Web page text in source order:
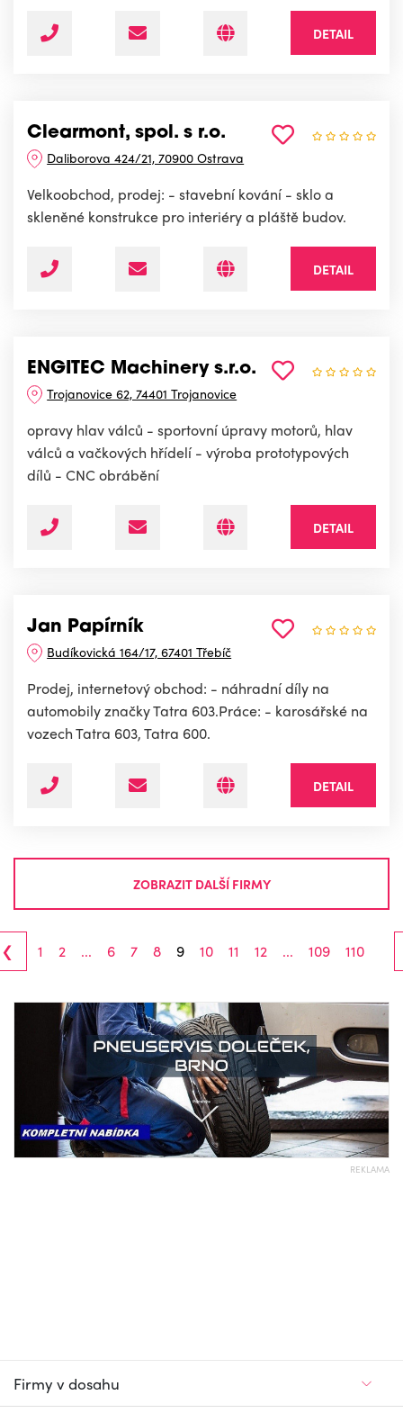
DETAIL
Clearmont, spol. s r.o.
Daliborova 424/21, 70900 Ostrava
Velkoobchod, prodej: - stavební kování - sklo a
skleněné konstrukce pro interiéry a pláště budov.
DETAIL
ENGITEC Machinery s.r.o.
Trojanovice 62, 74401 Trojanovice
opravy hlav válců - sportovní úpravy motorů, hlav
válců a vačkových hřídelí - výroba prototypových
dílů - CNC obrábění
DETAIL
Jan Papírník
Budíkovická 164/17, 67401 Třebíč
Prodej, internetový obchod: - náhradní díly na
automobily značky Tatra 603.Práce: - karosářské na
vozech Tatra 603, Tatra 600.
DETAIL
ZOBRAZIT DALŠÍ FIRMY
‹ 1 2 ... 6 7 8 9 10 11 12 ... 109 110
REKLAMA
Firmy v dosahu